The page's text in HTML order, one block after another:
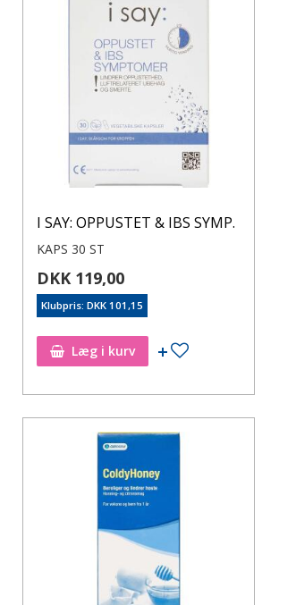
I SAY: OPPUSTET & IBS SYMP.
KAPS 30 ST
DKK 119,00
Klubpris: DKK 101,15
Læg i kurv